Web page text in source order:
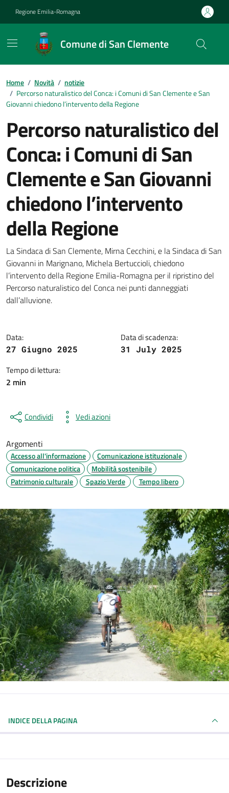
Regione Emilia-Romagna
Comune di San Clemente
Contenuti in evidenza
Home / Novità / notizie
/ Percorso naturalistico del Conca: i Comuni di San Clemente e San
Giovanni chiedono l’intervento della Regione
Percorso naturalistico del
Conca: i Comuni di San
Clemente e San Giovanni
chiedono l’intervento
della Regione
Dettagli della notizia
La Sindaca di San Clemente, Mirna Cecchini, e la Sindaca di San
Giovanni in Marignano, Michela Bertuccioli, chiedono
l’intervento della Regione Emilia-Romagna per il ripristino del
Percorso naturalistico del Conca nei punti danneggiati
dall’alluvione.
Data:
27 Giugno 2025
Data di scadenza:
31 July 2025
Tempo di lettura:
2 min
Condividi Vedi azioni
Argomenti
Accesso all'informazione
Comunicazione istituzionale
Comunicazione politica
Mobilità sostenibile
Patrimonio culturale
Spazio Verde Tempo libero
INDICE DELLA PAGINA
Descrizione